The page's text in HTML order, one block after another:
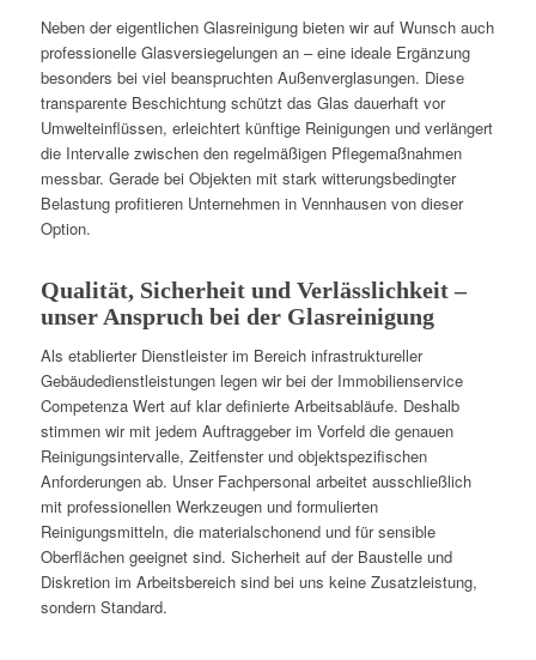
Neben der eigentlichen Glasreinigung bieten wir auf Wunsch auch
professionelle Glasversiegelungen an – eine ideale Ergänzung
besonders bei viel beanspruchten Außenverglasungen. Diese
transparente Beschichtung schützt das Glas dauerhaft vor
Umwelteinflüssen, erleichtert künftige Reinigungen und verlängert
die Intervalle zwischen den regelmäßigen Pflegemaßnahmen
messbar. Gerade bei Objekten mit stark witterungsbedingter
Belastung profitieren Unternehmen in Vennhausen von dieser
Option.
Qualität, Sicherheit und Verlässlichkeit –
unser Anspruch bei der Glasreinigung
Als etablierter Dienstleister im Bereich infrastruktureller
Gebäudedienstleistungen legen wir bei der Immobilienservice
Competenza Wert auf klar definierte Arbeitsabläufe. Deshalb
stimmen wir mit jedem Auftraggeber im Vorfeld die genauen
Reinigungsintervalle, Zeitfenster und objektspezifischen
Anforderungen ab. Unser Fachpersonal arbeitet ausschließlich
mit professionellen Werkzeugen und formulierten
Reinigungsmitteln, die materialschonend und für sensible
Oberflächen geeignet sind. Sicherheit auf der Baustelle und
Diskretion im Arbeitsbereich sind bei uns keine Zusatzleistung,
sondern Standard.